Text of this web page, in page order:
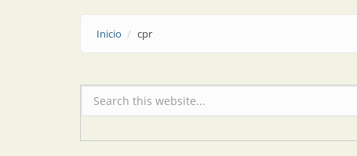
Inicio cpr
Formulario de búsqueda